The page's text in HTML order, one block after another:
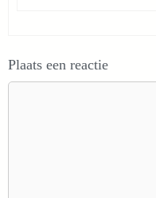
Plaats een reactie